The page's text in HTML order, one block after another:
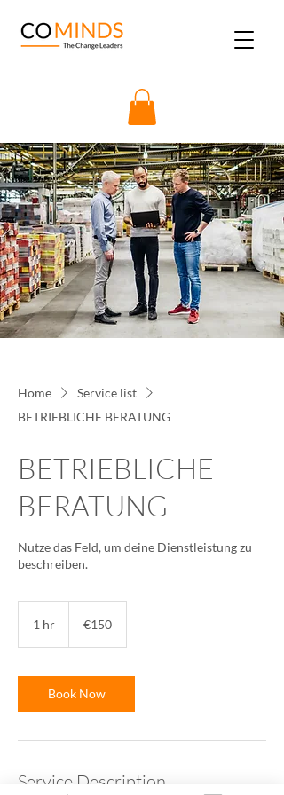
Home
Service list
BETRIEBLICHE BERATUNG
BETRIEBLICHE
BERATUNG
Nutze das Feld, um deine Dienstleistung zu
beschreiben.
1 hr €150
Book Now
Service Description